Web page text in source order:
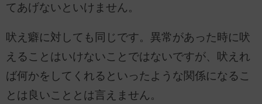
てあげないといけません。
吠え癖に対しても同じです。異常があった時に吠
えることはいけないことではないですが、吠えれ
ば何かをしてくれるといったような関係になるこ
とは良いこととは言えません。